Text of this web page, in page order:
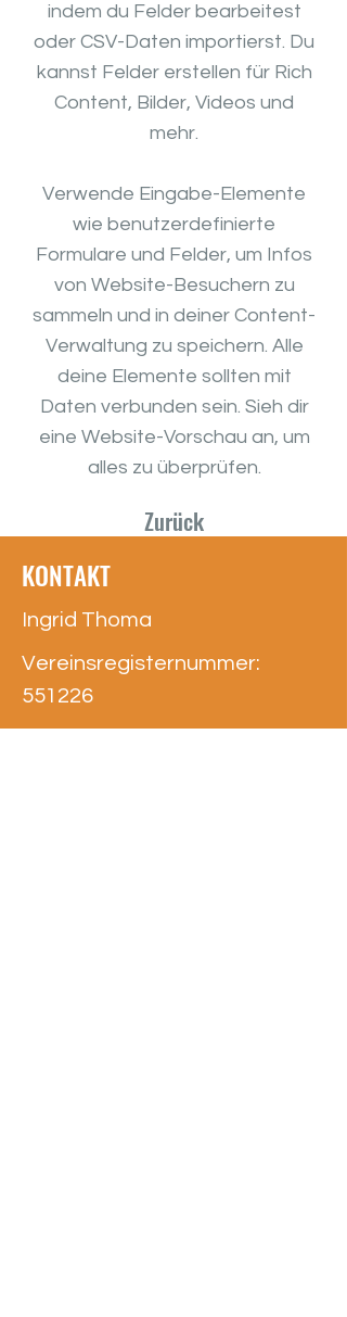
indem du Felder bearbeitest
oder CSV-Daten importierst. Du
kannst Felder erstellen für Rich
Content, Bilder, Videos und
mehr.
Verwende Eingabe-Elemente
wie benutzerdefinierte
Formulare und Felder, um Infos
von Website-Besuchern zu
sammeln und in deiner Content-
Verwaltung zu speichern. Alle
deine Elemente sollten mit
Daten verbunden sein. Sieh dir
eine Website-Vorschau an, um
alles zu überprüfen.
Zurück
KONTAKT
Ingrid Thoma
Vereinsregisternummer:
551226